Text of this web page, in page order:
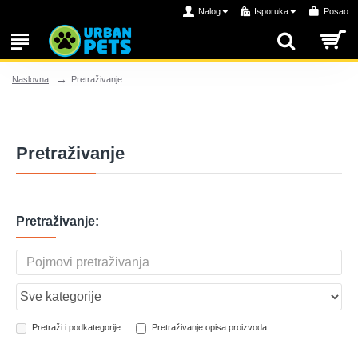
Nalog Isporuka Posao
Naslovna Pretraživanje
Pretraživanje
Pretraživanje:
Pretraži i podkategorije Pretraživanje opisa proizvoda